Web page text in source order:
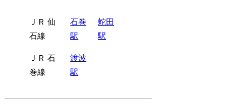
ＪＲ 仙
石線
石巻
駅
蛇田
駅
ＪＲ 石
巻線
渡波
駅